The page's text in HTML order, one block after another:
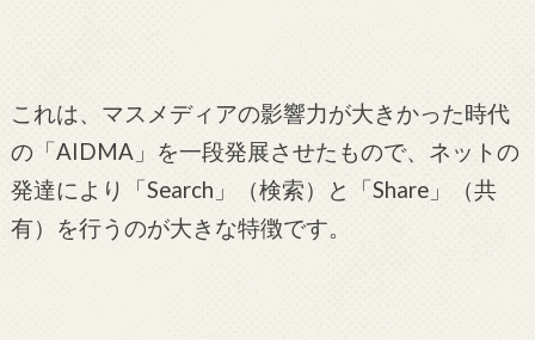
これは、マスメディアの影響力が大きかった時代
の「AIDMA」を一段発展させたもので、ネットの
発達により「Search」（検索）と「Share」（共
有）を行うのが大きな特徴です。